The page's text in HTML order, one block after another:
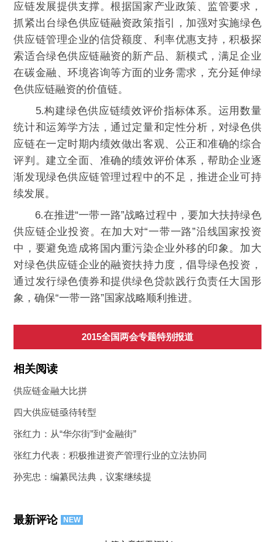
应链发展提供支撑。根据国家产业政策、监管要求，
抓紧出台绿色供应链融资政策指引，加强对实施绿色
供应链管理企业的信贷额度、利率优惠支持，积极探
索适合绿色供应链融资的新产品、新模式，满足企业
在碳金融、环境咨询等方面的业务需求，充分延伸绿
色供应链融资的价值链。
5.构建绿色供应链绩效评价指标体系。运用数量
统计和运筹学方法，通过定量和定性分析，对绿色供
应链在一定时期内绩效做出客观、公正和准确的综合
评判。建立全面、准确的绩效评价体系，帮助企业逐
渐发现绿色供应链管理过程中的不足，推进企业可持
续发展。
6.在推进“一带一路”战略过程中，要加大扶持绿色
供应链企业投资。在加大对“一带一路”沿线国家投资
中，要避免造成将国内重污染企业外移的印象。加大
对绿色供应链企业的融资扶持力度，倡导绿色投资，
通过发行绿色债券和提供绿色贷款践行负责任大国形
象，确保“一带一路”国家战略顺利推进。
2015全国两会专题特别报道
相关阅读
供应链金融大比拼
四大供应链亟待转型
张红力：从“华尔街”到“金融街”
张红力代表：积极推进资产管理行业的立法协同
孙宪忠：编纂民法典，议案继续提
最新评论 NEW